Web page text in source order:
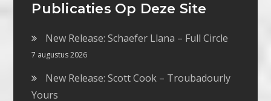
Publicaties Op Deze Site
New Release: Schaefer Llana – Full Circle
7 augustus 2026
New Release: Scott Cook – Troubadourly
Yours